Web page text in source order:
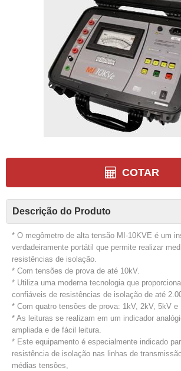
COTAR
Descrição do Produto
* O megômetro de alta tensão MI-10KVE é um
verdadeiramente portátil que permite realizar
resistências de isolação.
* Com tensões de prova de até 10kV.
* Utiliza uma moderna tecnologia que
confiáveis de resistências de isolação de até
* Com quatro tensões de prova: 1kV, 2kV, 5kV e
* As leituras se realizam em um indicador
ampliada e de fácil leitura.
* Este equipamento é especialmente indicado
resistência de isolação nas linhas de
médias tensões,